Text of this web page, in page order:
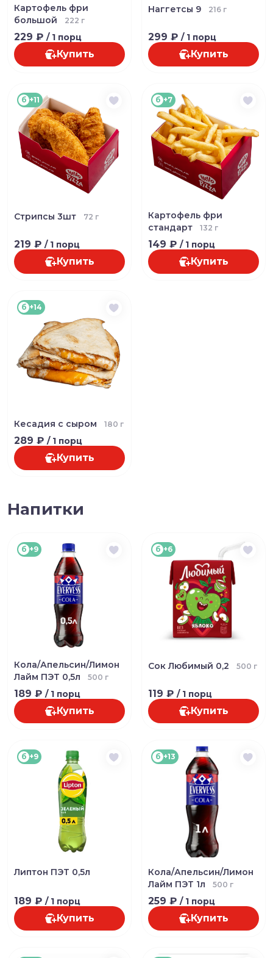
Картофель фри
большой
222 г
229 ₽ / 1 порц
Купить
Наггетсы 9 216 г
299 ₽ / 1 порц
Купить
б +11
Стрипсы 3шт 72 г
219 ₽ / 1 порц
Купить
б +7
Картофель фри
стандарт
132 г
149 ₽ / 1 порц
Купить
б +14
Кесадия с сыром 180 г
289 ₽ / 1 порц
Купить
Напитки
б +9
Кола/Апельсин/Лимон
Лайм ПЭТ 0,5л
500 г
189 ₽ / 1 порц
Купить
б +6
Сок Любимый 0,2 500 г
119 ₽ / 1 порц
Купить
б +9
Липтон ПЭТ 0,5л
189 ₽ / 1 порц
Купить
б +13
Кола/Апельсин/Лимон
Лайм ПЭТ 1л
500 г
259 ₽ / 1 порц
Купить